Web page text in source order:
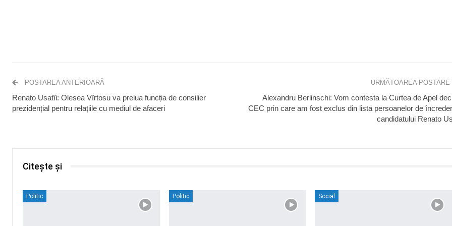
POSTAREA ANTERIOARĂ
Renato Usatîi: Olesea Vîrtosu va prelua funcția de consilier
prezidențial pentru relațiile cu mediul de afaceri
URMĂTOAREA POSTARE
Alexandru Berlinschi: Vom contesta la Curtea de Apel
CEC prin care am fost exclus din lista persoanelor de
candidatului Renato
Citește și
Politic Politic Social